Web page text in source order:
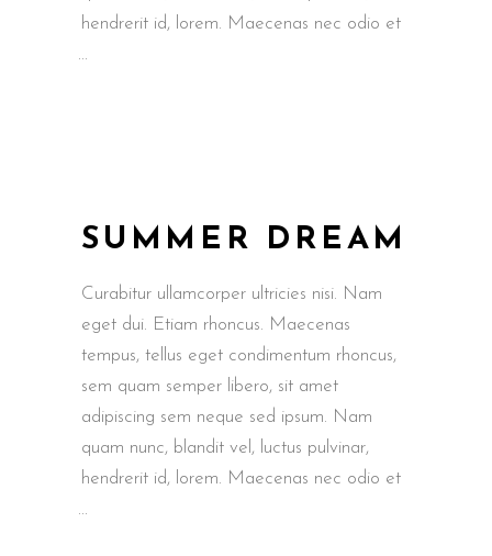
hendrerit id, lorem. Maecenas nec odio et
SUMMER DREAM
Curabitur ullamcorper ultricies nisi. Nam
eget dui. Etiam rhoncus. Maecenas
tempus, tellus eget condimentum rhoncus,
sem quam semper libero, sit amet
adipiscing sem neque sed ipsum. Nam
quam nunc, blandit vel, luctus pulvinar,
hendrerit id, lorem. Maecenas nec odio et